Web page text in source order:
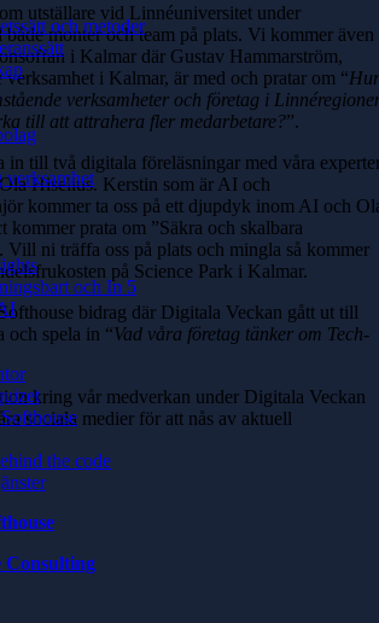
och metoder
och In 5
the code
utställare vid Linnéuniversitet under
monter och team på plats. Vi kommer även
i Kalmar där Gustav Hammarström,
i Kalmar, är med och pratar om “
verksamheter och företag i
till att attrahera fler medarbetare?”.
in till två digitala föreläsningar med våra
Hiselius. Kerstin som är AI och
kommer ta oss på ett djupdyk inom AI och
kommer prata om ”Säkra och skalbara
Vill ni träffa oss på plats och mingla så kommer
på Science Park i Kalmar.
bidrag där Digitala Veckan gått ut till
och spela in “Vad våra företag tänker om Tech-
kring vår medverkan under Digitala Veckan
sociala medier för att nås av aktuell
Consulting